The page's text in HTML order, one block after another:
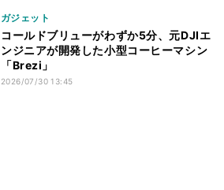
ガジェット
コールドブリューがわずか5分、元DJIエ
ンジニアが開発した小型コーヒーマシン
「Brezi」
2026/07/30 13:45